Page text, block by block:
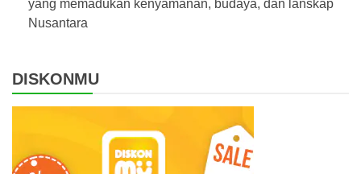
yang memadukan kenyamanan, budaya, dan lanskap
Nusantara
DISKONMU